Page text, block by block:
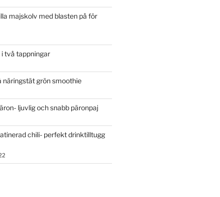
majskolv med blasten på för
två tappningar
näringstät grön smoothie
ljuvlig och snabb päronpaj
chili- perfekt drinktilltugg